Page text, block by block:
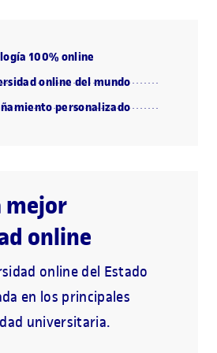
100% online
online del mundo
personalizado
mejor
online
online del Estado
en los principales
universitaria.